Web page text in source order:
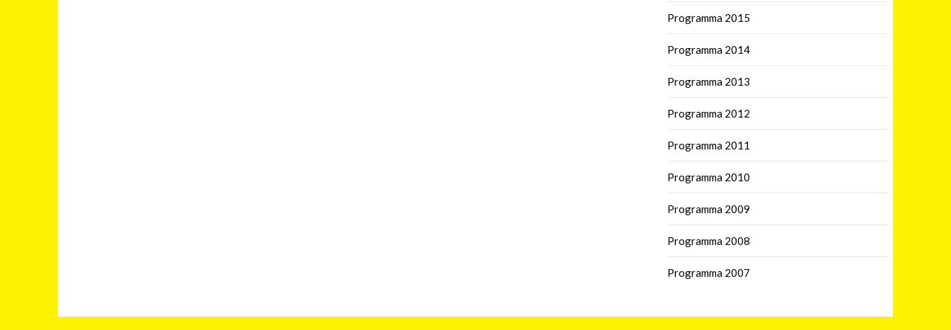
Programma 2015
Programma 2014
Programma 2013
Programma 2012
Programma 2011
Programma 2010
Programma 2009
Programma 2008
Programma 2007